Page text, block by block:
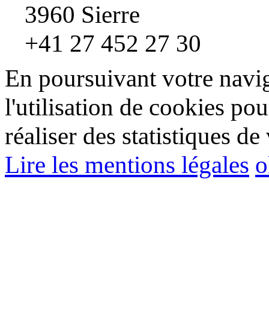
3960 Sierre
+41 27 452 27 30
En poursuivant votre
l'utilisation de cookies
réaliser des statistiques de
Lire les mentions légales